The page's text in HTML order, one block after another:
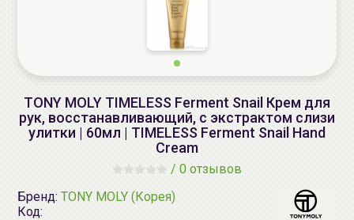
TONY MOLY TIMELESS Ferment Snail Крем для
рук, восстанавливающий, с экстрактом слизи
улитки | 60мл | TIMELESS Ferment Snail Hand
Cream
/ 0 отзывов
Бренд: TONY MOLY (Корея)
Код: